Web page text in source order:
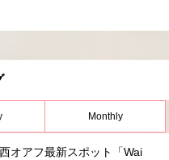
Monthly
オアフ最新スポット「Wai